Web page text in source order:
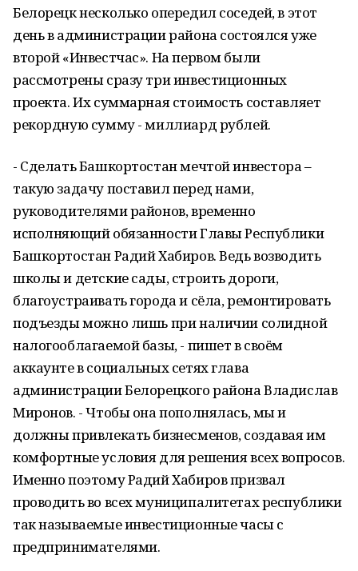
Белорецк несколько опередил соседей, в этот
день в администрации района состоялся уже
второй «Инвестчас». На первом были
рассмотрены сразу три инвестиционных
проекта. Их суммарная стоимость составляет
рекордную сумму - миллиард рублей.
- Сделать Башкортостан мечтой инвестора –
такую задачу поставил перед нами,
руководителями районов, временно
исполняющий обязанности Главы Республики
Башкортостан Радий Хабиров. Ведь возводить
школы и детские сады, строить дороги,
благоустраивать города и сёла, ремонтировать
подъезды можно лишь при наличии солидной
налогооблагаемой базы, - пишет в своём
аккаунте в социальных сетях глава
администрации Белорецкого района Владислав
Миронов. - Чтобы она пополнялась, мы и
должны привлекать бизнесменов, создавая им
комфортные условия для решения всех вопросов.
Именно поэтому Радий Хабиров призвал
проводить во всех муниципалитетах республики
так называемые инвестиционные часы с
предпринимателями.